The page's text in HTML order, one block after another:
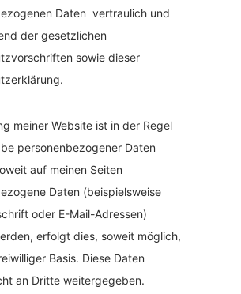
Daten vertraulich und
der gesetzlichen
sowie dieser
meiner Website ist in der Regel
personenbezogener Daten
auf meinen Seiten
Daten (beispielsweise
oder E-Mail-Adressen)
erfolgt dies, soweit möglich,
Basis. Diese Daten
an Dritte weitergegeben.